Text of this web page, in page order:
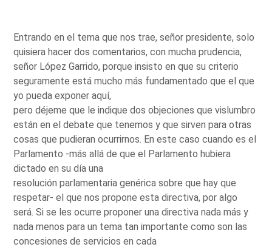
Entrando en el tema que nos trae, señor presidente, solo
quisiera hacer dos comentarios, con mucha prudencia,
señor López Garrido, porque insisto en que su criterio
seguramente está mucho más fundamentado que el que
yo pueda exponer aquí,
pero déjeme que le indique dos objeciones que vislumbro
están en el debate que tenemos y que sirven para otras
cosas que pudieran ocurrirnos. En este caso cuando es el
Parlamento -más allá de que el Parlamento hubiera
dictado en su día una
resolución parlamentaria genérica sobre que hay que
respetar- el que nos propone esta directiva, por algo
será. Si se les ocurre proponer una directiva nada más y
nada menos para un tema tan importante como son las
concesiones de servicios en cada